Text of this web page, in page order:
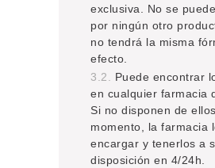
exclusiva. No se
por ningún otro
no tendrá la misma
efecto.
Puede encontrar
en cualquier farmacia
Si no disponen de
momento, la farmacia
encargar y tenerlos a
disposición en 4/24h.